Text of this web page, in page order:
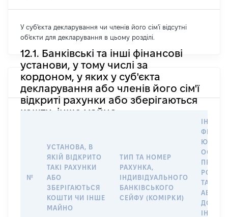
У суб'єкта декларування чи членів його сім'ї відсутні
об'єкти для декларування в цьому розділі.
12.1. Банківські та інші фінансові
установи, у тому числі за
кордоном, у яких у суб'єкта
декларування або членів його сім'ї
відкриті рахунки або зберігаються
кошти, інше майно
№
УСТАНОВА, В
ЯКІЙ ВІДКРИТО
ТАКІ РАХУНКИ
АБО
ЗБЕРІГАЮТЬСЯ
КОШТИ ЧИ ІНШЕ
МАЙНО
ТИП ТА НОМЕР
РАХУНКА,
ІНДИВІДУАЛЬНОГО
БАНКІВСЬКОГО
СЕЙФУ (КОМІРКИ)
ПРАВО
ТАКИМ
АБО
ДО